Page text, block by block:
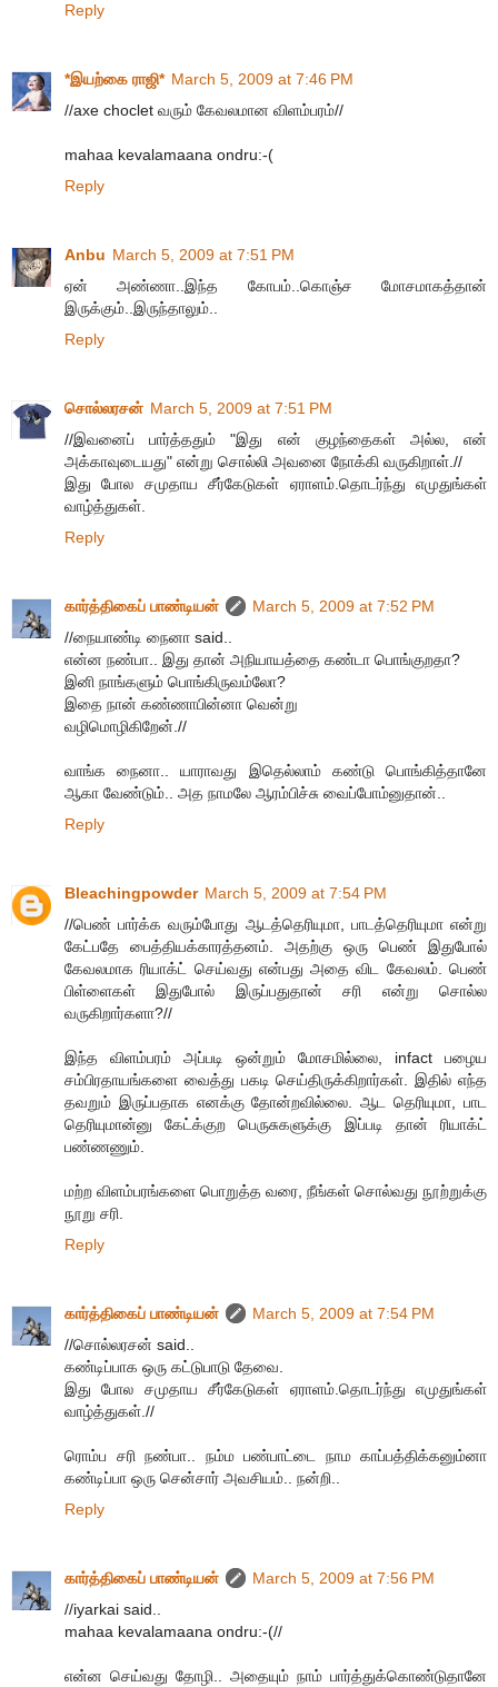
Reply
*இயற்கை ராஜி* March 5, 2009 at 7:46 PM
//axe choclet வரும் கேவலமான விளம்பரம்//
mahaa kevalamaana ondru:-(
Reply
Anbu March 5, 2009 at 7:51 PM
ஏன் அண்ணா..இந்த கோபம்..கொஞ்ச மோசமாகத்தான்
இருக்கும்..இருந்தாலும்..
Reply
சொல்லரசன் March 5, 2009 at 7:51 PM
//இவனைப் பார்த்ததும் "இது என் குழந்தைகள் அல்ல, என்
அக்காவுடையது" என்று சொல்லி அவனை நோக்கி வருகிறாள்.//
இது போல சமுதாய சீர்கேடுகள் ஏராளம்.தொடர்ந்து எமுதுங்கள்
வாழ்த்துகள்.
Reply
கார்த்திகைப் பாண்டியன்
March 5, 2009 at 7:52 PM
//நையாண்டி நைனா said..
என்ன நண்பா.. இது தான் அநியாயத்தை கண்டா பொங்குறதா?
இனி நாங்களும் பொங்கிருவம்லோ?
இதை நான் கண்ணாபின்னா வென்று
வழிமொழிகிறேன்.//
வாங்க நைனா.. யாராவது இதெல்லாம் கண்டு பொங்கித்தானே
ஆகா வேண்டும்.. அத நாமலே ஆரம்பிச்சு வைப்போம்னுதான்..
Reply
Bleachingpowder March 5, 2009 at 7:54 PM
//பெண் பார்க்க வரும்போது ஆடத்தெரியுமா, பாடத்தெரியுமா என்று
கேட்பதே பைத்தியக்காரத்தனம். அதற்கு ஒரு பெண் இதுபோல்
கேவலமாக ரியாக்ட் செய்வது என்பது அதை விட கேவலம். பெண்
பிள்ளைகள் இதுபோல் இருப்பதுதான் சரி என்று சொல்ல
வருகிறார்களா?//
இந்த விளம்பரம் அப்படி ஒன்றும் மோசமில்லை, infact பழைய
சம்பிரதாயங்களை வைத்து பகடி செய்திருக்கிறார்கள். இதில் எந்த
தவறும் இருப்பதாக எனக்கு தோன்றவில்லை. ஆட தெரியுமா, பாட
தெரியுமான்னு கேட்க்குற பெருசுகளுக்கு இப்படி தான் ரியாக்ட்
பண்ணணும்.
மற்ற விளம்பரங்களை பொறுத்த வரை, நீங்கள் சொல்வது நூற்றுக்கு
நூறு சரி.
Reply
கார்த்திகைப் பாண்டியன்
March 5, 2009 at 7:54 PM
//சொல்லரசன் said..
கண்டிப்பாக ஒரு கட்டுபாடு தேவை.
இது போல சமுதாய சீர்கேடுகள் ஏராளம்.தொடர்ந்து எமுதுங்கள்
வாழ்த்துகள்.//
ரொம்ப சரி நண்பா.. நம்ம பண்பாட்டை நாம காப்பத்திக்கனும்னா
கண்டிப்பா ஒரு சென்சார் அவசியம்.. நன்றி..
Reply
கார்த்திகைப் பாண்டியன்
March 5, 2009 at 7:56 PM
//iyarkai said..
mahaa kevalamaana ondru:-(//
என்ன செய்வது தோழி.. அதையும் நாம் பார்த்துக்கொண்டுதானே